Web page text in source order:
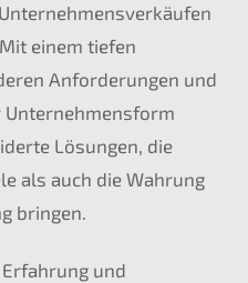
einem tiefen
Anforderungen und
Unternehmensform
Lösungen, die
als auch die Wahrung
bringen.
und